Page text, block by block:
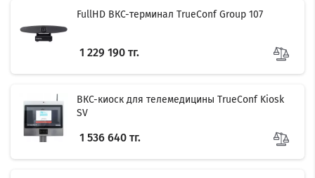
FullHD ВКС-терминал TrueConf Group 107
1 229 190 тг.
ВКС-киоск для телемедицины TrueConf Kiosk
SV
1 536 640 тг.